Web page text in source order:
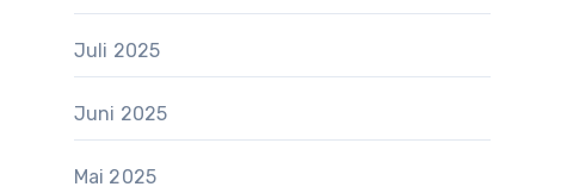
Juli 2025
Juni 2025
Mai 2025